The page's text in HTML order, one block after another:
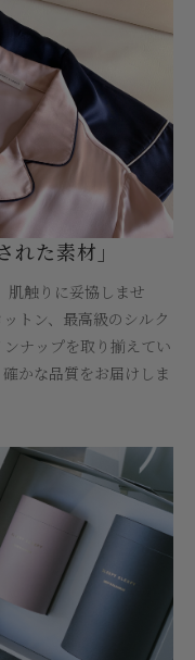
た素材」
肌触りに妥協しませ
トン、最高級のシルク
ナップを取り揃えてい
かな品質をお届けしま